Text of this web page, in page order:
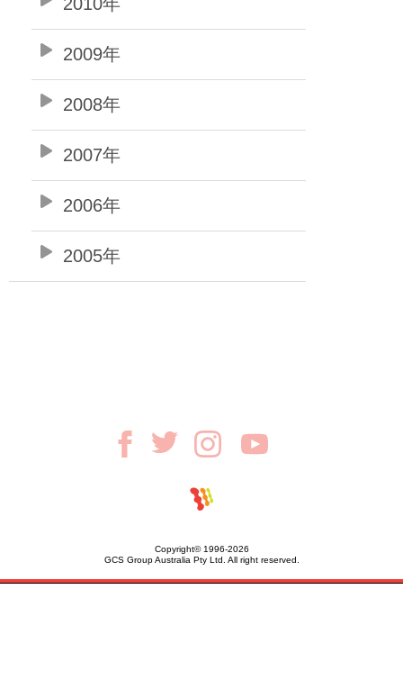
2009年
2008年
2007年
2006年
2005年
Copyright© 1996-2026
GCS Group Australia Pty Ltd. All right reserved.